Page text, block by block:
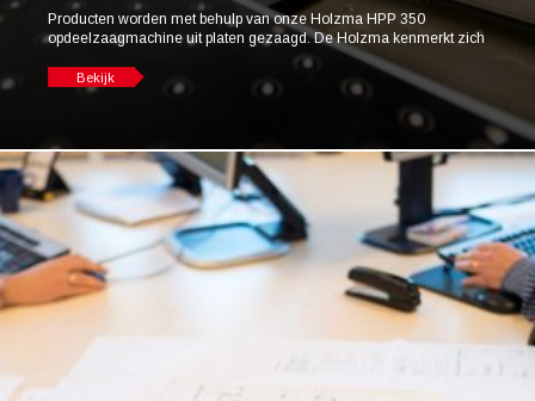
Producten worden met behulp van onze Holzma HPP 350
opdeelzaagmachine uit platen gezaagd. De Holzma kenmerkt zich
Bekijk